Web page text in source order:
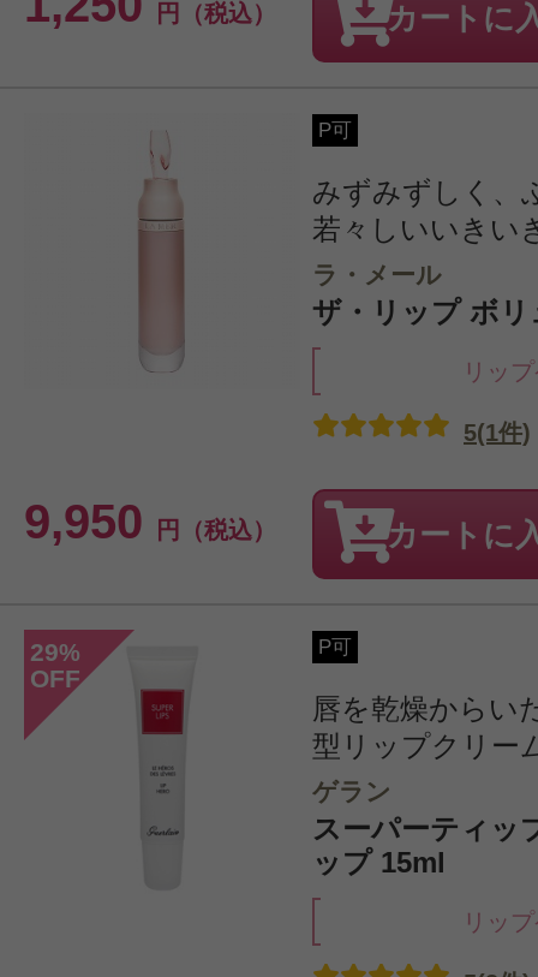
円（税込） カートに
P可
みずみずしく、
若々しいいきい
ラ・メール
ザ・リップ ボ
リッ
9,950 円（税込）
5(1件)
カートに
29%
OFF
P可
唇を乾燥からい
型リップクリー
ゲラン
スーパーティッ
ップ 15ml
リッ